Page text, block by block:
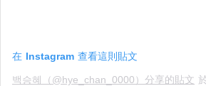
在 Instagram 查看這則貼文
백승혜（@hye_chan_0000）分享的貼文